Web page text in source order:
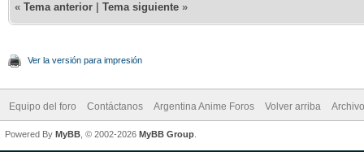
« Tema anterior Tema siguiente »
Ver la versión para impresión
Equipo del foro Contáctanos Argentina Anime Foros Volver arriba
Powered By MyBB , © 2002-2026 MyBB Group